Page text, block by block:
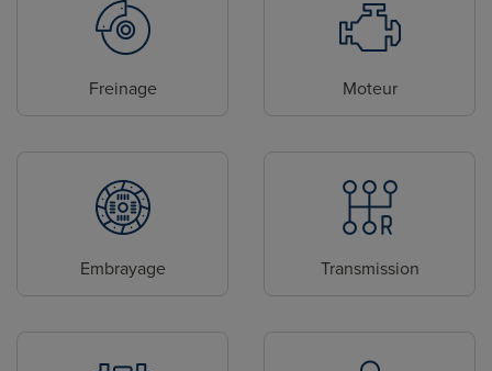
Freinage Moteur
Embrayage Transmission